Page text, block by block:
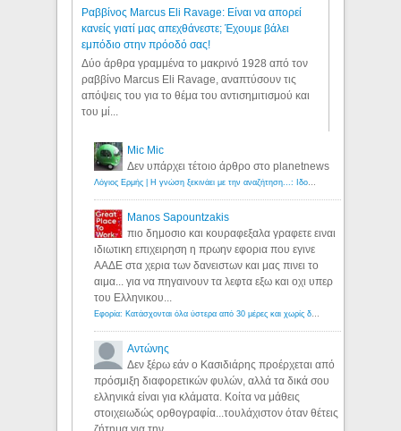
Ραββίνος Marcus Eli Ravage: Είναι να απορεί
κανείς γιατί μας απεχθάνεστε; Έχουμε βάλει
εμπόδιο στην πρόοδό σας!
Δύο άρθρα γραμμένα το μακρινό 1928 από τον
ραββίνο Marcus Eli Ravage, αναπτύσουν τις
απόψεις του για το θέμα του αντισημιτισμού και
του μί...
Mic Mic
Δεν υπάρχει τέτοιο άρθρο στο planetnews
Λόγιος Ερμής | Η γνώση ξεκινάει με την αναζήτηση...: Ιδού οι 18 που χρωστούν 11 δις ευρώ!
Manos Sapountzakis
πιο δημοσιο και κουραφεξαλα γραφετε ειναι
ιδιωτικη επιχειρηση η πρωην εφορια που εγινε
ΑΑΔΕ στα χερια των δανειστων και μας πινει το
αιμα... για να πηγαινουν τα λεφτα εξω και οχι υπερ
του Ελληνικου...
Εφορία: Κατάσχονται όλα ύστερα από 30 μέρες και χωρίς δικαστικές αποφάσεις - Λόγιος Ερμής
Αντώνης
Δεν ξέρω εάν ο Κασιδιάρης προέρχεται από
πρόσμιξη διαφορετικών φυλών, αλλά τα δικά σου
ελληνικά είναι για κλάματα. Κοίτα να μάθεις
στοιχειωδώς ορθογραφία...τουλάχιστον όταν θέτεις